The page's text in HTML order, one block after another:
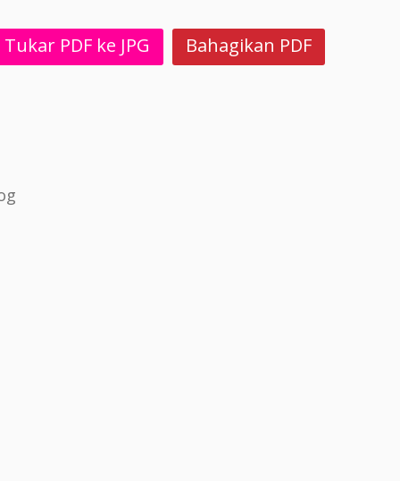
Tukar PDF ke JPG Bahagikan PDF